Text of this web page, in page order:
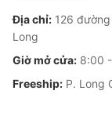
Địa chỉ: 126
Long
Giờ mở cửa: 8:00
Freeship: P. Long